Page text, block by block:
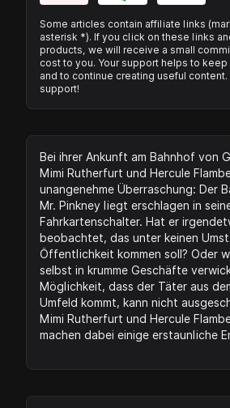
Some articles contain affiliate links
asterisk *). If you click on these links
products, we will receive a small
cost to you. Your support helps to keep
and to continue creating useful content.
support!
Bei ihrer Ankunft am Bahnhof von
Mimi Rutherfurt und Hercule
unangenehme Überraschung: Der
Mr. Pinkney liegt erschlagen in
Fahrkartenschalter. Hat er
beobachtet, das unter keinen
Öffentlichkeit kommen soll? Oder
selbst in krumme Geschäfte
Möglichkeit, dass der Täter aus
Umfeld kommt, kann nicht
Mimi Rutherfurt und Hercule
machen dabei einige erstaunliche